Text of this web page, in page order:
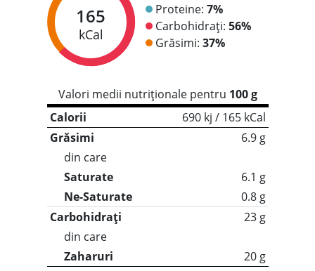
165
kCal
Proteine: 7%
Carbohidrați: 56%
Grăsimi: 37%
Valori medii nutriționale pentru 100 g
Calorii
690 kj / 165 kCal
Grăsimi
6.9 g
din care
Saturate
6.1 g
Ne-Saturate
0.8 g
Carbohidrați
23 g
din care
Zaharuri
20 g